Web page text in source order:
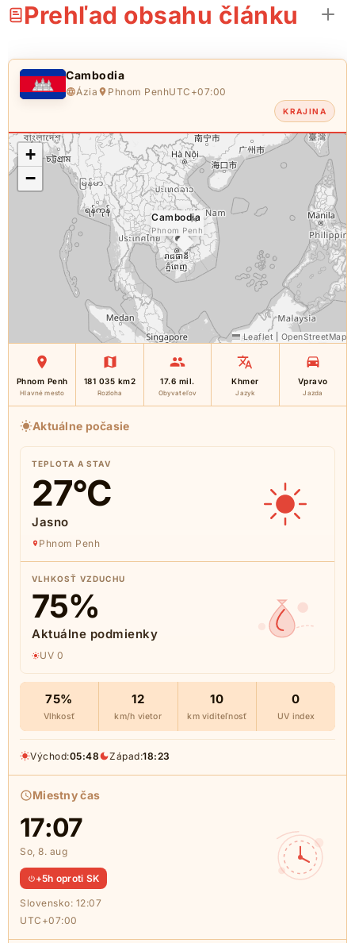
Prehľad obsahu článku
Cambodia
Ázia Phnom PenhUTC+07:00
KRAJINA
Cambodia
Phnom Penh
×
+
−
Leaflet OpenStreetMap
Phnom Penh
Hlavné mesto
181 035 km2
Rozloha
17.6 mil.
Obyvateľov
Khmer
Jazyk
Vpravo
Jazda
Aktuálne počasie
TEPLOTA A STAV
27°C
Jasno
Phnom Penh
VLHKOSŤ VZDUCHU
75%
Aktuálne podmienky
UV 0
75%
Vlhkosť
12
km/h vietor
10
km viditeľnosť
0
UV index
Východ:05:48 Západ:18:23
Miestny čas
17:07
So, 8. aug
+5h oproti SK
Slovensko: 12:07
UTC+07:00